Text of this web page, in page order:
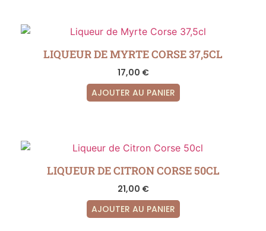
LIQUEUR DE MYRTE CORSE 37,5CL
17,00 €
AJOUTER AU PANIER
LIQUEUR DE CITRON CORSE 50CL
21,00 €
AJOUTER AU PANIER